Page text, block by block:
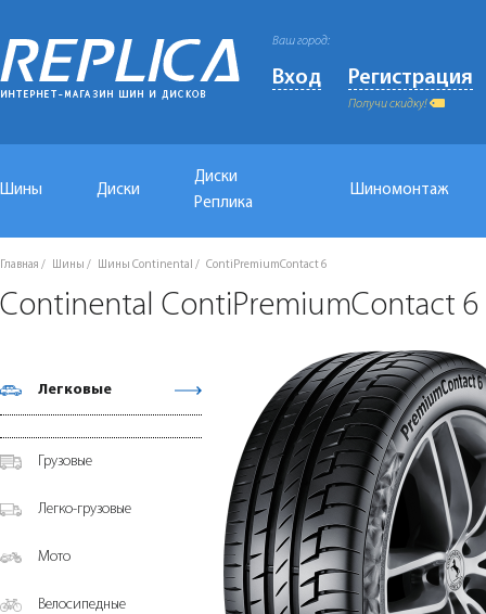
Ваш город:
Вход Регистрация
Получи скидку!
Шины Диски
Диски
Реплика
Шиномонтаж
Главная Шины Шины Continental ContiPremiumContact 6
Continental ContiPremiumContact
Легковые
Грузовые
Легко-грузовые
Мото
Велосипедные